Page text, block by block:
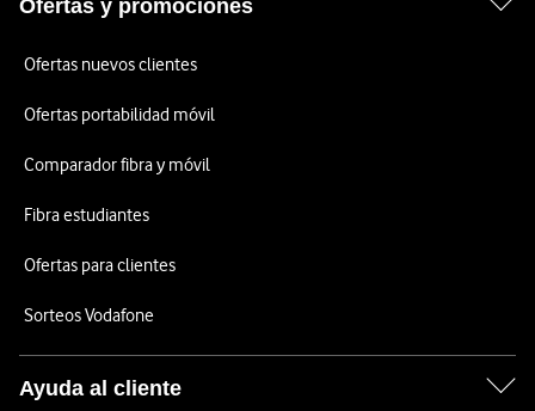
Ofertas y promociones
Ofertas nuevos clientes
Ofertas portabilidad móvil
Comparador fibra y móvil
Fibra estudiantes
Ofertas para clientes
Sorteos Vodafone
Ayuda al cliente